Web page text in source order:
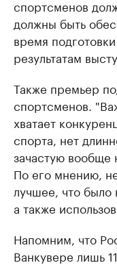
спортсменов
должны быть
время
результатам
Также премьер
спортсменов.
хватает
спорта, нет
зачастую вообще
По его мнению,
лучшее, что было
а также
Напомним, что
Ванкувере лишь